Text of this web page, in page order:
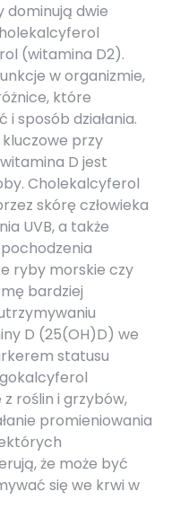
dominują dwie
(witamina D2).
w organizmie,
które
i sposób działania.
przy
D jest
Cholekalcyferol
skórę człowieka
UVB, a także
ryby morskie czy
bardziej
D (25(OH)D) we
statusu
roślin i grzybów,
promieniowania
że może być
się we krwi w